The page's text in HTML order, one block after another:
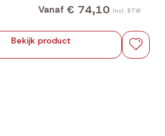
Vanaf € 74,10 Incl. BTW
Bekijk product